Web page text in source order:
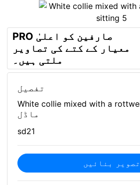
PRO صارفین کو اعلیٰ
معیار کے کتے کی تصاویر
ملتی ہیں۔
تفصیل
White collie mixed with a
ماڈل
sd21
تصویر بنائیں